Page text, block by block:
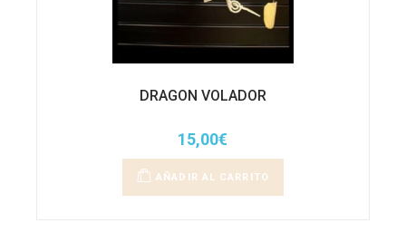
DRAGON VOLADOR
15,00€
AÑADIR AL CARRITO